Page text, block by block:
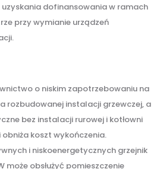
uzyskania dofinansowania w ramach
przy wymianie urządzeń
o niskim zapotrzebowaniu na
rozbudowanej instalacji grzewczej, a
bez instalacji rurowej i kotłowni
koszt wykończenia.
i niskoenergetycznych grzejnik
może obsłużyć pomieszczenie